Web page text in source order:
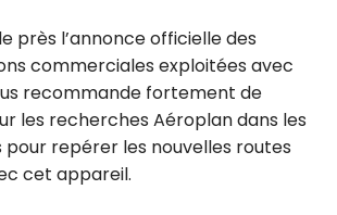
près l’annonce officielle des
commerciales exploitées avec
recommande fortement de
les recherches Aéroplan dans les
pour repérer les nouvelles routes
cet appareil.